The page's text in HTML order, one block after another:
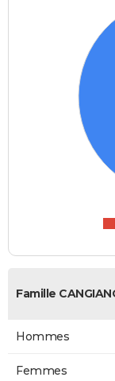
Famille
Hommes
Femmes